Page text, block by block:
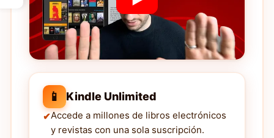
📱 Kindle Unlimited
Accede a millones de libros electrónicos
y revistas con una sola suscripción.